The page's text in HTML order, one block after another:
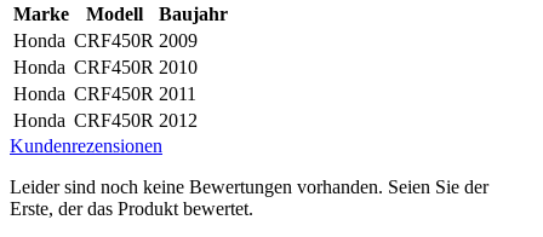
Marke
Modell
Baujahr
Honda CRF450R 2009
Honda CRF450R 2010
Honda CRF450R 2011
Honda CRF450R 2012
Kundenrezensionen
Leider sind noch keine Bewertungen vorhanden. Seien Sie der
Erste, der das Produkt bewertet.